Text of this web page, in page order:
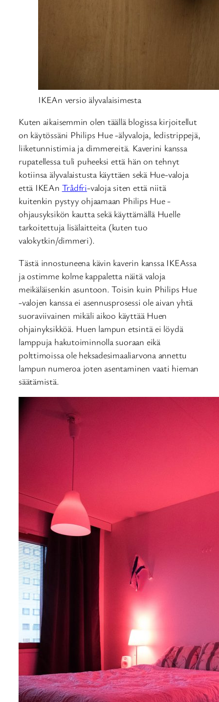
IKEAn versio älyvalaisimesta
Kuten aikaisemmin olen täällä blogissa kirjoitellut
on käytössäni Philips Hue -älyvaloja, ledistrippejä,
liiketunnistimia ja dimmereitä. Kaverini kanssa
rupatellessa tuli puheeksi että hän on tehnyt
kotiinsa älyvalaistusta käyttäen sekä Hue-valoja
että IKEAn Trådfri-valoja siten että niitä
kuitenkin pystyy ohjaamaan Philips Hue -
ohjausyksikön kautta sekä käyttämällä Huelle
tarkoitettuja lisälaitteita (kuten tuo
valokytkin/dimmeri).
Tästä innostuneena kävin kaverin kanssa IKEAssa
ja ostimme kolme kappaletta näitä valoja
meikäläisenkin asuntoon. Toisin kuin Philips Hue
-valojen kanssa ei asennusprosessi ole aivan yhtä
suoraviivainen mikäli aikoo käyttää Huen
ohjainyksikköä. Huen lampun etsintä ei löydä
lamppuja hakutoiminnolla suoraan eikä
polttimoissa ole heksadesimaaliarvona annettu
lampun numeroa joten asentaminen vaati hieman
säätämistä.